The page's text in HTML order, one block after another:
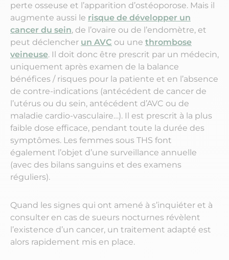
perte osseuse et l’apparition d’ostéoporose. Mais il
augmente aussi le risque de développer un
cancer du sein, de l’ovaire ou de l’endomètre, et
peut déclencher un AVC ou une thrombose
veineuse. Il doit donc être prescrit par un médecin,
uniquement après examen de la balance
bénéfices / risques pour la patiente et en l’absence
de contre-indications (antécédent de cancer de
l’utérus ou du sein, antécédent d’AVC ou de
maladie cardio-vasculaire…). Il est prescrit à la plus
faible dose efficace, pendant toute la durée des
symptômes. Les femmes sous THS font
également l’objet d’une surveillance annuelle
(avec des bilans sanguins et des examens
réguliers).
Quand les signes qui ont amené à s’inquiéter et à
consulter en cas de sueurs nocturnes révèlent
l’existence d’un cancer, un traitement adapté est
alors rapidement mis en place.